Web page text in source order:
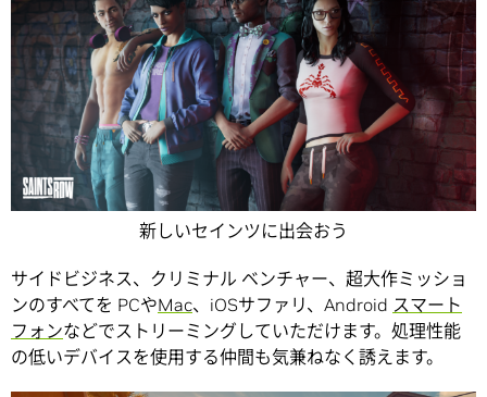
新しいセインツに出会おう
サイドビジネス、クリミナル ベンチャー、超大作ミッショ
ンのすべてを PCやMac、iOSサファリ、Android スマート
フォンなどでストリーミングしていただけます。処理性能
の低いデバイスを使用する仲間も気兼ねなく誘えます。